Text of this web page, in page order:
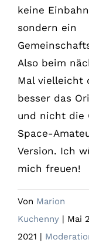
keine
sondern ein
Also beim
Mal vielleicht
besser das
und nicht die
Space-
Version. Ich
mich freuen!
Von Marion
Kuchenny | Mai
2021 |